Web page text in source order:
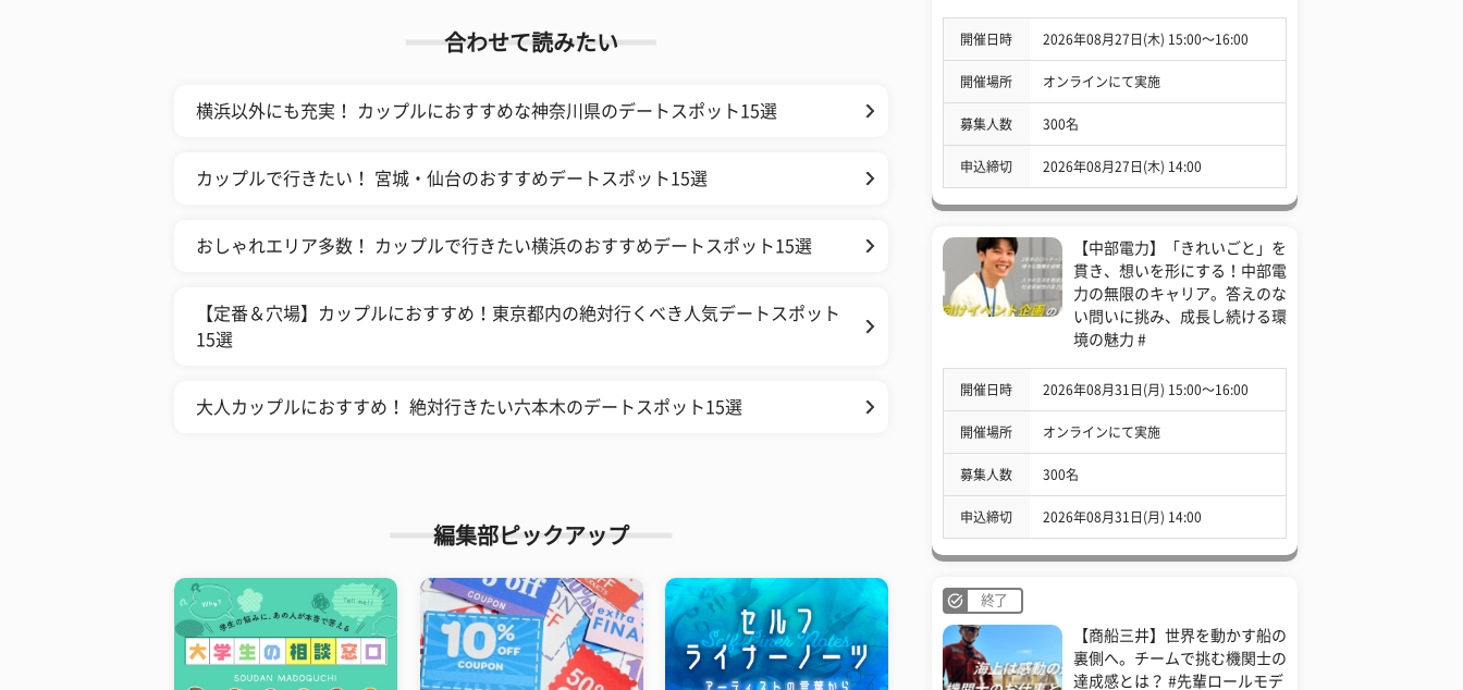
合わせて読みたい
横浜以外にも充実！ カップルにおすすめな神奈川県のデートスポット15選
カップルで行きたい！ 宮城・仙台のおすすめデートスポット15選
おしゃれエリア多数！ カップルで行きたい横浜のおすすめデートスポット15選
【定番＆穴場】カップルにおすすめ！東京都内の絶対行くべき人気デートスポット
15選
大人カップルにおすすめ！ 絶対行きたい六本木のデートスポット15選
編集部ピックアップ
開催日時 2026年08月27日(木) 15:00〜16:00
開催場所 オンラインにて実施
募集人数 300名
申込締切 2026年08月27日(木) 14:00
【中部電力】「きれいごと」を
貫き、想いを形にする！中部電
力の無限のキャリア。答えのな
い問いに挑み、成長し続ける環
境の魅力 #
開催日時 2026年08月31日(月) 15:00〜16:00
開催場所 オンラインにて実施
募集人数 300名
申込締切 2026年08月31日(月) 14:00
終了
【商船三井】世界を動かす船の
裏側へ。チームで挑む機関士の
達成感とは？ #先輩ロールモデ